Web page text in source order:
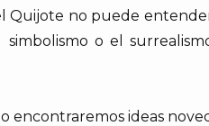
Quijote no puede
o el
ideas